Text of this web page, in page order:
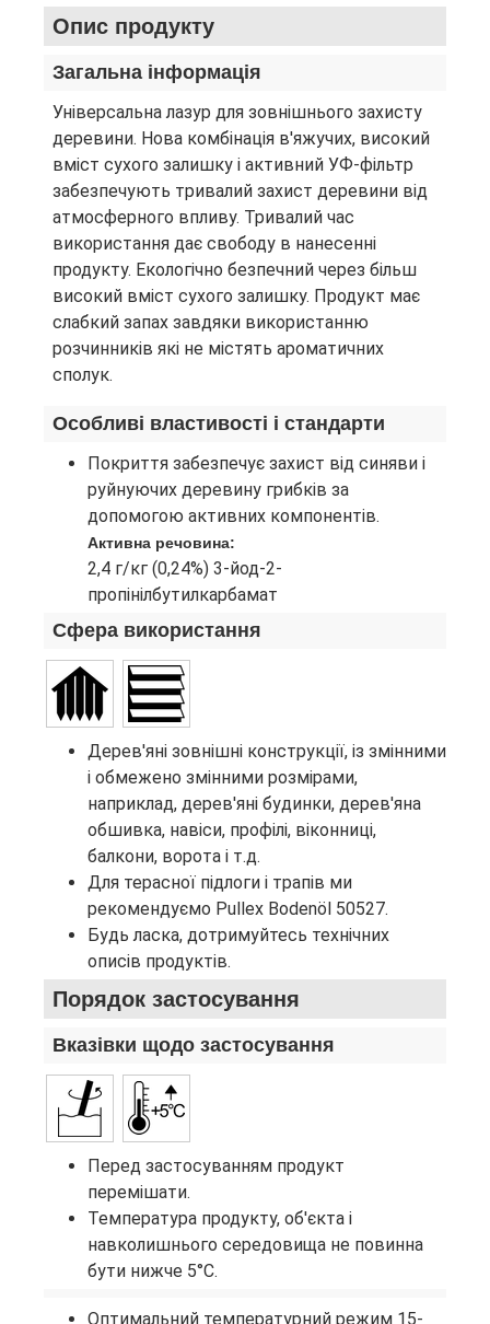
Опис продукту
Загальна інформація
Універсальна лазур для зовнішнього захисту
деревини. Нова комбінація в'яжучих, високий
вміст сухого залишку і активний УФ-фільтр
забезпечують тривалий захист деревини від
атмосферного впливу. Тривалий час
використання дає свободу в нанесенні
продукту. Екологічно безпечний через більш
високий вміст сухого залишку. Продукт має
слабкий запах завдяки використанню
розчинників які не містять ароматичних
сполук.
Особливі властивості і стандарти
Покриття забезпечує захист від синяви і
руйнуючих деревину грибків за
допомогою активних компонентів.
Активна речовина:
2,4 г/кг (0,24%) 3-йод-2-
пропінілбутилкарбамат
Сфера використання
Дерев'яні зовнішні конструкції, із змінними
і обмежено змінними розмірами,
наприклад, дерев'яні будинки, дерев'яна
обшивка, навіси, профілі, віконниці,
балкони, ворота і т.д.
Для терасної підлоги і трапів ми
рекомендуємо Pullex Bodenöl 50527.
Будь ласка, дотримуйтесь технічних
описів продуктів.
Порядок застосування
Вказівки щодо застосування
Перед застосуванням продукт
перемішати.
Температура продукту, об'єкта і
навколишнього середовища не повинна
бути нижче 5°C.
Оптимальний температурний режим 15-